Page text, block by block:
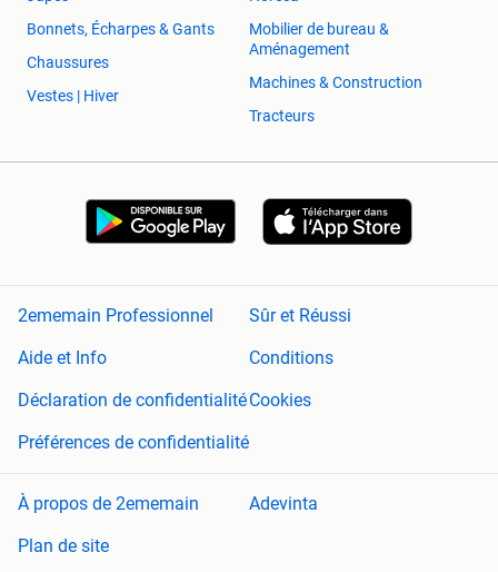
Bonnets, Écharpes & Gants
Chaussures
Vestes | Hiver
Mobilier de bureau &
Aménagement
Machines & Construction
Tracteurs
2ememain Professionnel
Sûr et Réussi
Aide et Info
Conditions
Déclaration de confidentialitéCookies
Préférences de confidentialité
À propos de 2ememain
Adevinta
Plan de site